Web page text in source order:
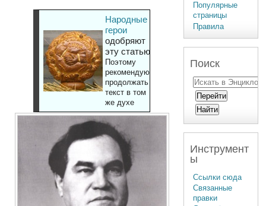
Народные
герои
одобряют
эту статью
Поэтому
рекомендуют
продолжать
текст в том
же духе
Популярные
страницы
Правила
Поиск
Инструмент
ы
Ссылки сюда
Связанные
правки